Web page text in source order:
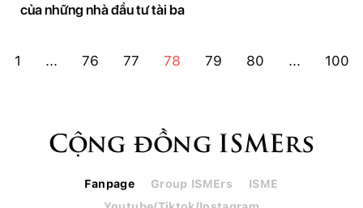
của những nhà đầu tư tài ba
1 ... 76 77 78 79 80 ... 100
Cộng đồng ISMErs
Fanpage Group ISMErs
ISME